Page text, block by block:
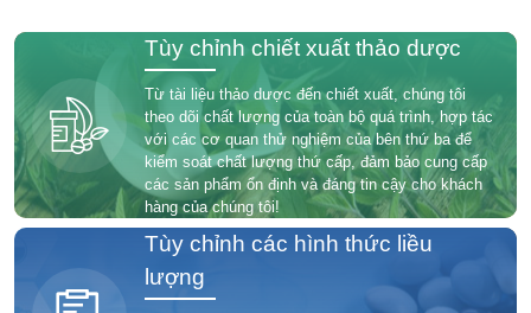
Tùy chỉnh chiết xuất thảo dược
Từ tài liệu thảo dược đến chiết xuất, chúng tôi
theo dõi chất lượng của toàn bộ quá trình, hợp tác
với các cơ quan thử nghiệm của bên thứ ba để
kiểm soát chất lượng thứ cấp, đảm bảo cung cấp
các sản phẩm ổn định và đáng tin cậy cho khách
hàng của chúng tôi!
Tùy chỉnh các hình thức liều
lượng